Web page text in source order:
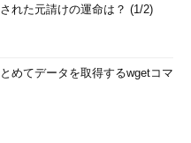
に変更されました。先ほど、企
月に始まったばかりなので
され、パッケージ製品やプ
された元請けの運命は？ (1/2)
めてデータを取得するwgetコマ